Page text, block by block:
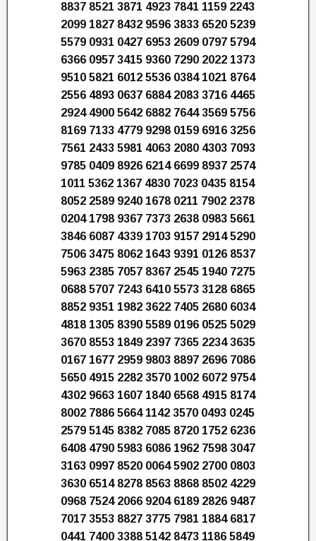
8837 8521 3871 4923 7841 1159 2243
2099 1827 8432 9596 3833 6520 5239
5579 0931 0427 6953 2609 0797 5794
6366 0957 3415 9360 7290 2022 1373
9510 5821 6012 5536 0384 1021 8764
2556 4893 0637 6884 2083 3716 4465
2924 4900 5642 6882 7644 3569 5756
8169 7133 4779 9298 0159 6916 3256
7561 2433 5981 4063 2080 4303 7093
9785 0409 8926 6214 6699 8937 2574
1011 5362 1367 4830 7023 0435 8154
8052 2589 9240 1678 0211 7902 2378
0204 1798 9367 7373 2638 0983 5661
3846 6087 4339 1703 9157 2914 5290
7506 3475 8062 1643 9391 0126 8537
5963 2385 7057 8367 2545 1940 7275
0688 5707 7243 6410 5573 3128 6865
8852 9351 1982 3622 7405 2680 6034
4818 1305 8390 5589 0196 0525 5029
3670 8553 1849 2397 7365 2234 3635
0167 1677 2959 9803 8897 2696 7086
5650 4915 2282 3570 1002 6072 9754
4302 9663 1607 1840 6568 4915 8174
8002 7886 5664 1142 3570 0493 0245
2579 5145 8382 7085 8720 1752 6236
6408 4790 5983 6086 1962 7598 3047
3163 0997 8520 0064 5902 2700 0803
3630 6514 8278 8563 8868 8502 4229
0968 7524 2066 9204 6189 2826 9487
7017 3553 8827 3775 7981 1884 6817
0441 7400 3388 5142 8473 1186 5849